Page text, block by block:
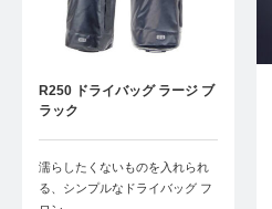
R250 ドライバッグ ラージ ブ
ラック
濡らしたくないものを入れられ
る、シンプルなドライバッグ フ